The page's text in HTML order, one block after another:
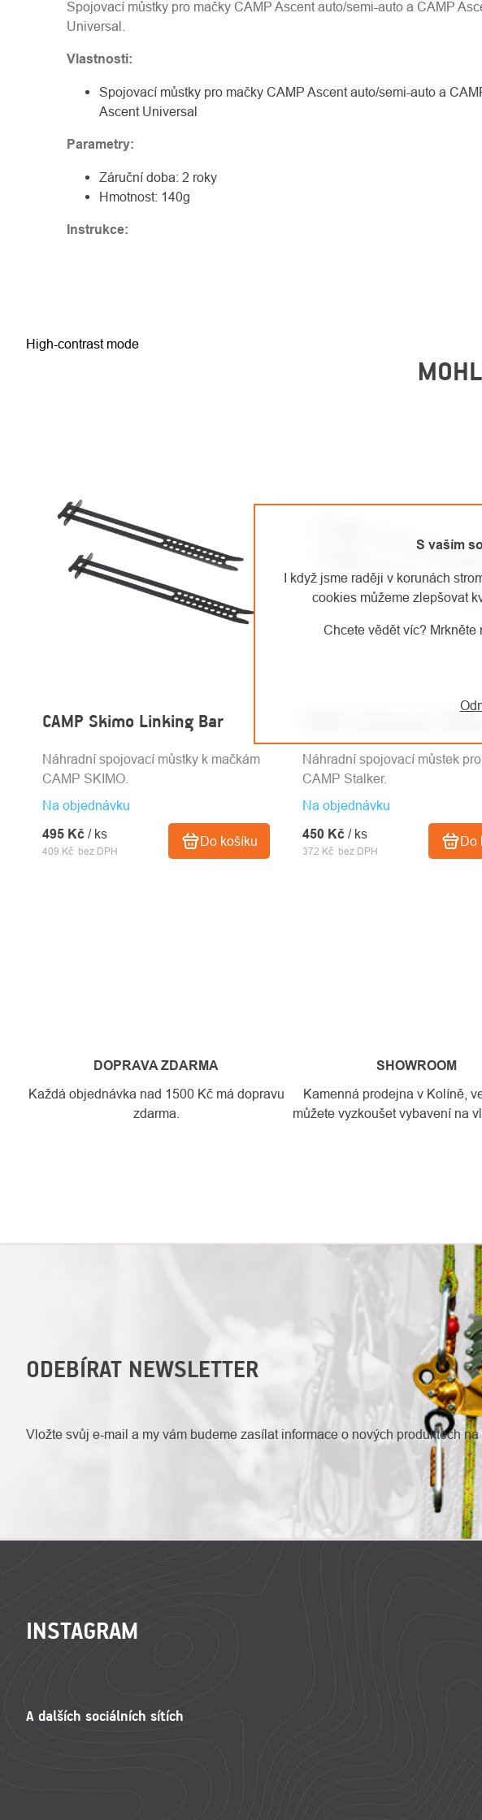
S vaším
I když jsme raději v korunách
cookies můžeme zlepšovat
Chcete vědět víc?
Spojovací můstky pro mačky CAMP Ascent auto/semi-auto a CAMP
Universal.
Vlastnosti:
Spojovací můstky pro mačky CAMP Ascent auto/semi-auto a
Ascent Universal
Parametry:
Záruční doba: 2 roky
Hmotnost: 140g
Instrukce:
High-contrast mode
CAMP Skimo Linking Bar
Na objednávku
409 Kč bez DPH
495 Kč / ks Do košíku
Náhradní spojovací můstky k mačkám
CAMP SKIMO.
Na objednávku
372 Kč bez DPH
450 Kč / ks Do
Náhradní spojovací můstek
CAMP Stalker.
DOPRAVA ZDARMA
Každá objednávka nad 1500 Kč má dopravu
zdarma.
SHOWROOM
Kamenná prodejna v Kolíně,
můžete vyzkoušet vybavení na
ODEBÍRAT NEWSLETTER
Vložte svůj e-mail a my vám budeme zasílat informace o nových produktech na
INSTAGRAM